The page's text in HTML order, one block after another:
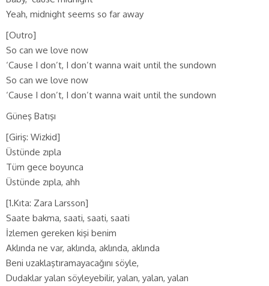
Yeah, midnight seems so far away
[Outro]
So can we love now
‘Cause I don’t, I don’t wanna wait until the sundown
So can we love now
‘Cause I don’t, I don’t wanna wait until the sundown
Güneş Batışı
[Giriş: Wizkid]
Üstünde zıpla
Tüm gece boyunca
Üstünde zıpla, ahh
[1.Kıta: Zara Larsson]
Saate bakma, saati, saati, saati
İzlemen gereken kişi benim
Aklında ne var, aklında, aklında, aklında
Beni uzaklaştıramayacağını söyle,
Dudaklar yalan söyleyebilir, yalan, yalan, yalan